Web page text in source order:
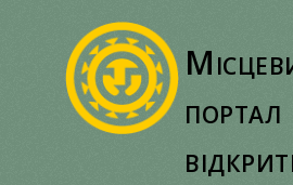
портал